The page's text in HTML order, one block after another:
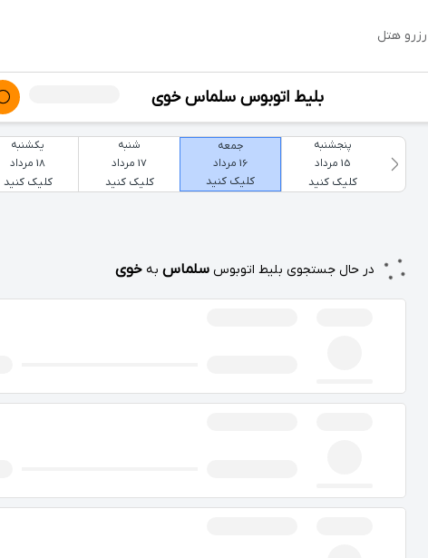
رزرو هتل
بلیط اتوبوس سلماس خوی
پنجشنبه
15 مرداد
کلیک کنید
جمعه
16 مرداد
کلیک کنید
شنبه
17 مرداد
کلیک کنید
یکشنبه
18 مرداد
کلیک کنید
در حال جستجوی بلیط اتوبوس سلماس به خوی